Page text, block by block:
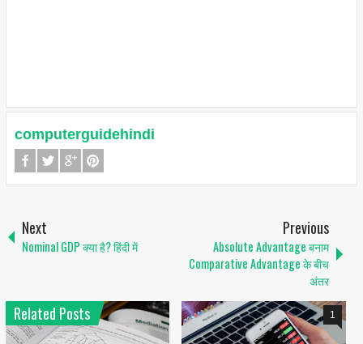
computerguidehindi
Next
Nominal GDP क्या है? हिंदी में
Previous
Absolute Advantage बनाम
Comparative Advantage के बीच
अंतर
Related Posts 1